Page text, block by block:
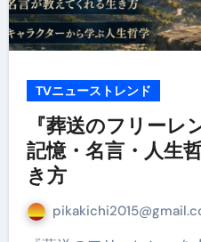
TVニューストレンド
『葬送のフリーレ
記憶・名言・人生
き方